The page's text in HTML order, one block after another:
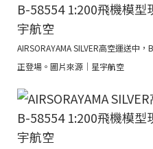
AIRSORAYAMA SILVER高空運送中
正登場。圖片來源｜星宇航空